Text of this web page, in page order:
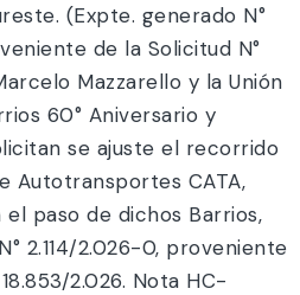
(Expte. generado N°
de la Solicitud N°
Mazzarello y la Unión
60° Aniversario y
se ajuste el recorrido
Autotransportes CATA,
el paso de dichos Barrios,
2.114/2.026-0, proveniente
2.026. Nota HC-